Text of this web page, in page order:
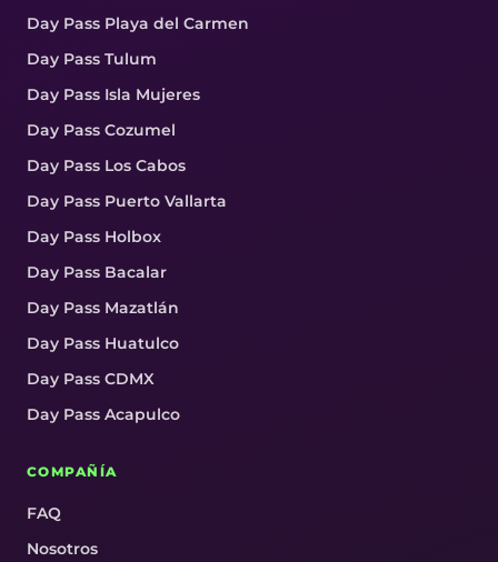
Day Pass Playa del Carmen
Day Pass Tulum
Day Pass Isla Mujeres
Day Pass Cozumel
Day Pass Los Cabos
Day Pass Puerto Vallarta
Day Pass Holbox
Day Pass Bacalar
Day Pass Mazatlán
Day Pass Huatulco
Day Pass CDMX
Day Pass Acapulco
COMPAÑÍA
FAQ
Nosotros